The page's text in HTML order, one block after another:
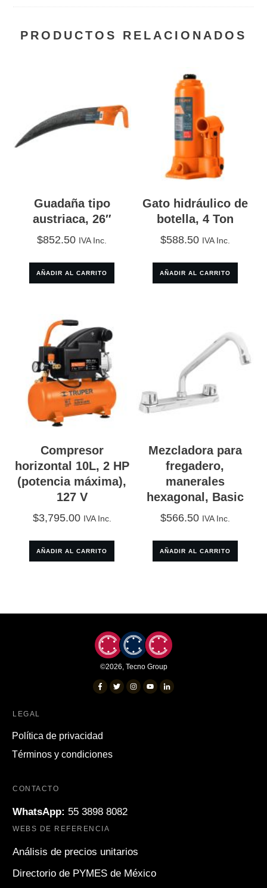
PRODUCTOS RELACIONADOS
Guadaña tipo
austriaca, 26″
$852.50 IVA Inc.
AÑADIR AL CARRITO
Gato hidráulico de
botella, 4 Ton
$588.50 IVA Inc.
AÑADIR AL CARRITO
Compresor
horizontal 10L, 2 HP
(potencia máxima),
127 V
$3,795.00 IVA Inc.
AÑADIR AL CARRITO
Mezcladora para
fregadero,
manerales
hexagonal, Basic
$566.50 IVA Inc.
AÑADIR AL CARRITO
©2026, Tecno Group
LEGAL
Política de privacidad
Términos y condiciones
CONTACTO
WhatsApp: 55 3898 8082
WEBS DE REFERENCIA
Análisis de precios unitarios
Directorio de PYMES de México